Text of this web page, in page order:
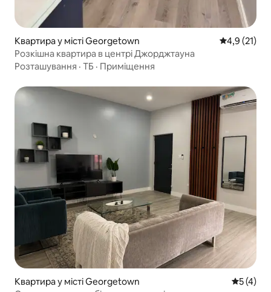
Квартира у місті Georgetown Середня
4,9 (21)
Розкішна квартира в центрі Джорджтауна
Розташування · ТБ · Приміщення
Квартира у місті Georgetown Середня
5 (4)